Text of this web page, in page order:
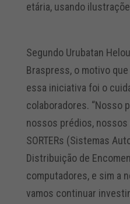
etária, usando
Segundo Urubatan
Braspress, o motivo
essa iniciativa foi o
colaboradores. “Nosso
nossos prédios,
SORTERs (Sistemas
Distribuição de
computadores, e sim a
vamos continuar